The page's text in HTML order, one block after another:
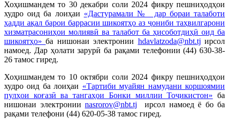
Хоҳишмандем то 30 декабри соли 2024 фикру пешниҳодҳои
худро оид ба лоиҳаи «Дастурамали №_ дар бораи талаботи
ҳадди ақал барои баррасии шикоятҳо аз ҷониби таҳвилгарони
хизматрасониҳои молиявӣ ва талабот ба ҳисоботдиҳӣ оид ба
шикоятҳо» ба нишонаи электронии hdavlatzoda@nbt.tj ирсол
намоед. Дар ҳолати зарурӣ ба рақами телефонии (44) 630-38-
26 тамос гиред.
Хоҳишмандем то 10 октябри соли 2024 фикру пешниҳодҳои
худро оид ба лоиҳаи «Тартиби муайян намудани коршоямии
пулҳои коғазӣ ва тангаҳои Бонки миллии Тоҷикистон» ба
нишонаи электронии nasrorov@nbt.tj ирсол намоед ё бо ба
рақами телефони (44) 620-05-38 тамос гиред.